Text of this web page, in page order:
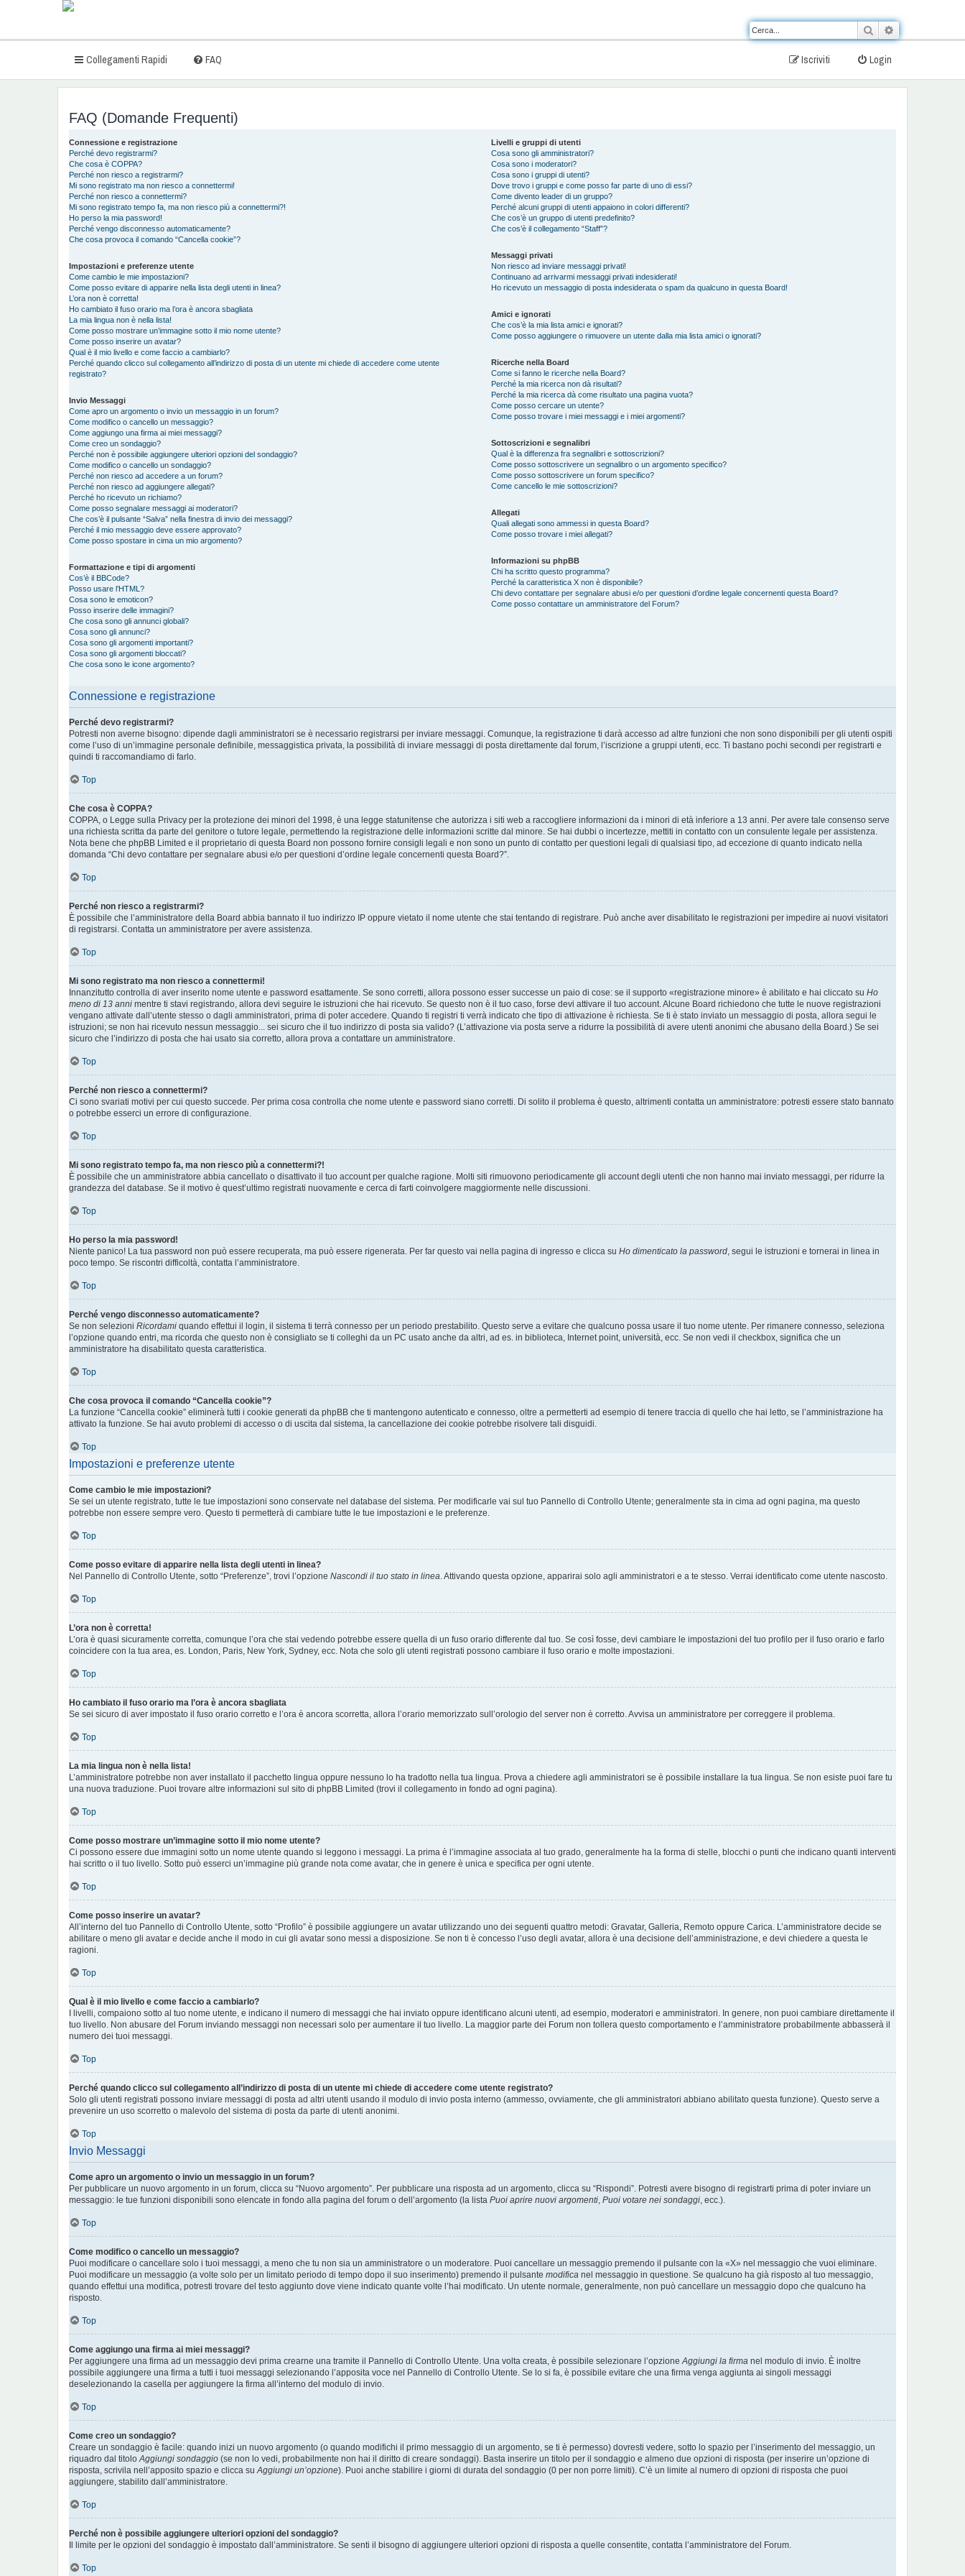
Cerca
Collegamenti Rapidi FAQ Login
Iscriviti
FAQ (Domande Frequenti)
Connessione e registrazione
Perché devo registrarmi?
Che cosa è COPPA?
Perché non riesco a registrarmi?
Mi sono registrato ma non riesco a connettermi!
Perché non riesco a connettermi?
Mi sono registrato tempo fa, ma non riesco più a connettermi?!
Ho perso la mia password!
Perché vengo disconnesso automaticamente?
Che cosa provoca il comando “Cancella cookie”?
Impostazioni e preferenze utente
Come cambio le mie impostazioni?
Come posso evitare di apparire nella lista degli utenti in linea?
L’ora non è corretta!
Ho cambiato il fuso orario ma l’ora è ancora sbagliata
La mia lingua non è nella lista!
Come posso mostrare un’immagine sotto il mio nome utente?
Come posso inserire un avatar?
Qual è il mio livello e come faccio a cambiarlo?
Perché quando clicco sul collegamento all’indirizzo di posta di un utente mi chiede di accedere come utente
registrato?
Invio Messaggi
Come apro un argomento o invio un messaggio in un forum?
Come modifico o cancello un messaggio?
Come aggiungo una firma ai miei messaggi?
Come creo un sondaggio?
Perché non è possibile aggiungere ulteriori opzioni del sondaggio?
Come modifico o cancello un sondaggio?
Perché non riesco ad accedere a un forum?
Perché non riesco ad aggiungere allegati?
Perché ho ricevuto un richiamo?
Come posso segnalare messaggi ai moderatori?
Che cos’è il pulsante “Salva” nella finestra di invio dei messaggi?
Perché il mio messaggio deve essere approvato?
Come posso spostare in cima un mio argomento?
Formattazione e tipi di argomenti
Cos’è il BBCode?
Posso usare l’HTML?
Cosa sono le emoticon?
Posso inserire delle immagini?
Che cosa sono gli annunci globali?
Cosa sono gli annunci?
Cosa sono gli argomenti importanti?
Cosa sono gli argomenti bloccati?
Che cosa sono le icone argomento?
Livelli e gruppi di utenti
Cosa sono gli amministratori?
Cosa sono i moderatori?
Cosa sono i gruppi di utenti?
Dove trovo i gruppi e come posso far parte di uno di essi?
Come divento leader di un gruppo?
Perché alcuni gruppi di utenti appaiono in colori differenti?
Che cos’è un gruppo di utenti predefinito?
Che cos’è il collegamento “Staff”?
Messaggi privati
Non riesco ad inviare messaggi privati!
Continuano ad arrivarmi messaggi privati indesiderati!
Ho ricevuto un messaggio di posta indesiderata o spam da qualcuno in questa Board!
Amici e ignorati
Che cos’è la mia lista amici e ignorati?
Come posso aggiungere o rimuovere un utente dalla mia lista amici o ignorati?
Ricerche nella Board
Come si fanno le ricerche nella Board?
Perché la mia ricerca non dà risultati?
Perché la mia ricerca dà come risultato una pagina vuota?
Come posso cercare un utente?
Come posso trovare i miei messaggi e i miei argomenti?
Sottoscrizioni e segnalibri
Qual è la differenza fra segnalibri e sottoscrizioni?
Come posso sottoscrivere un segnalibro o un argomento specifico?
Come posso sottoscrivere un forum specifico?
Come cancello le mie sottoscrizioni?
Allegati
Quali allegati sono ammessi in questa Board?
Come posso trovare i miei allegati?
Informazioni su phpBB
Chi ha scritto questo programma?
Perché la caratteristica X non è disponibile?
Chi devo contattare per segnalare abusi e/o per questioni d’ordine legale concernenti questa Board?
Come posso contattare un amministratore del Forum?
Connessione e registrazione
Perché devo registrarmi?
Potresti non averne bisogno: dipende dagli amministratori se è necessario registrarsi per inviare messaggi. Comunque, la registrazione ti darà accesso ad altre funzioni che non sono disponibili per gli utenti ospiti
come l’uso di un’immagine personale definibile, messaggistica privata, la possibilità di inviare messaggi di posta direttamente dal forum, l’iscrizione a gruppi utenti, ecc. Ti bastano pochi secondi per registrarti e
quindi ti raccomandiamo di farlo.
Top
Che cosa è COPPA?
COPPA, o Legge sulla Privacy per la protezione dei minori del 1998, è una legge statunitense che autorizza i siti web a raccogliere informazioni da i minori di età inferiore a 13 anni. Per avere tale consenso serve
una richiesta scritta da parte del genitore o tutore legale, permettendo la registrazione delle informazioni scritte dal minore. Se hai dubbi o incertezze, mettiti in contatto con un consulente legale per assistenza.
Nota bene che phpBB Limited e il proprietario di questa Board non possono fornire consigli legali e non sono un punto di contatto per questioni legali di qualsiasi tipo, ad eccezione di quanto indicato nella
domanda “Chi devo contattare per segnalare abusi e/o per questioni d’ordine legale concernenti questa Board?”.
Top
Perché non riesco a registrarmi?
È possibile che l’amministratore della Board abbia bannato il tuo indirizzo IP oppure vietato il nome utente che stai tentando di registrare. Può anche aver disabilitato le registrazioni per impedire ai nuovi visitatori
di registrarsi. Contatta un amministratore per avere assistenza.
Top
Mi sono registrato ma non riesco a connettermi!
Innanzitutto controlla di aver inserito nome utente e password esattamente. Se sono corretti, allora possono esser successe un paio di cose: se il supporto «registrazione minore» è abilitato e hai cliccato su Ho
meno di 13 anni mentre ti stavi registrando, allora devi seguire le istruzioni che hai ricevuto. Se questo non è il tuo caso, forse devi attivare il tuo account. Alcune Board richiedono che tutte le nuove registrazioni
vengano attivate dall’utente stesso o dagli amministratori, prima di poter accedere. Quando ti registri ti verrà indicato che tipo di attivazione è richiesta. Se ti è stato inviato un messaggio di posta, allora segui le
istruzioni; se non hai ricevuto nessun messaggio... sei sicuro che il tuo indirizzo di posta sia valido? (L’attivazione via posta serve a ridurre la possibilità di avere utenti anonimi che abusano della Board.) Se sei
sicuro che l’indirizzo di posta che hai usato sia corretto, allora prova a contattare un amministratore.
Top
Perché non riesco a connettermi?
Ci sono svariati motivi per cui questo succede. Per prima cosa controlla che nome utente e password siano corretti. Di solito il problema è questo, altrimenti contatta un amministratore: potresti essere stato bannato
o potrebbe esserci un errore di configurazione.
Top
Mi sono registrato tempo fa, ma non riesco più a connettermi?!
È possibile che un amministratore abbia cancellato o disattivato il tuo account per qualche ragione. Molti siti rimuovono periodicamente gli account degli utenti che non hanno mai inviato messaggi, per ridurre la
grandezza del database. Se il motivo è quest’ultimo registrati nuovamente e cerca di farti coinvolgere maggiormente nelle discussioni.
Top
Ho perso la mia password!
Niente panico! La tua password non può essere recuperata, ma può essere rigenerata. Per far questo vai nella pagina di ingresso e clicca su Ho dimenticato la password, segui le istruzioni e tornerai in linea in
poco tempo. Se riscontri difficoltà, contatta l’amministratore.
Top
Perché vengo disconnesso automaticamente?
Se non selezioni Ricordami quando effettui il login, il sistema ti terrà connesso per un periodo prestabilito. Questo serve a evitare che qualcuno possa usare il tuo nome utente. Per rimanere connesso, seleziona
l’opzione quando entri, ma ricorda che questo non è consigliato se ti colleghi da un PC usato anche da altri, ad es. in biblioteca, Internet point, università, ecc. Se non vedi il checkbox, significa che un
amministratore ha disabilitato questa caratteristica.
Top
Che cosa provoca il comando “Cancella cookie”?
La funzione “Cancella cookie” eliminerà tutti i cookie generati da phpBB che ti mantengono autenticato e connesso, oltre a permetterti ad esempio di tenere traccia di quello che hai letto, se l’amministrazione ha
attivato la funzione. Se hai avuto problemi di accesso o di uscita dal sistema, la cancellazione dei cookie potrebbe risolvere tali disguidi.
Top
Impostazioni e preferenze utente
Come cambio le mie impostazioni?
Se sei un utente registrato, tutte le tue impostazioni sono conservate nel database del sistema. Per modificarle vai sul tuo Pannello di Controllo Utente; generalmente sta in cima ad ogni pagina, ma questo
potrebbe non essere sempre vero. Questo ti permetterà di cambiare tutte le tue impostazioni e le preferenze.
Top
Come posso evitare di apparire nella lista degli utenti in linea?
Nel Pannello di Controllo Utente, sotto “Preferenze”, trovi l’opzione Nascondi il tuo stato in linea. Attivando questa opzione, apparirai solo agli amministratori e a te stesso. Verrai identificato come utente nascosto.
Top
L’ora non è corretta!
L’ora è quasi sicuramente corretta, comunque l’ora che stai vedendo potrebbe essere quella di un fuso orario differente dal tuo. Se così fosse, devi cambiare le impostazioni del tuo profilo per il fuso orario e farlo
coincidere con la tua area, es. London, Paris, New York, Sydney, ecc. Nota che solo gli utenti registrati possono cambiare il fuso orario e molte impostazioni.
Top
Ho cambiato il fuso orario ma l’ora è ancora sbagliata
Se sei sicuro di aver impostato il fuso orario corretto e l’ora è ancora scorretta, allora l’orario memorizzato sull’orologio del server non è corretto. Avvisa un amministratore per correggere il problema.
Top
La mia lingua non è nella lista!
L’amministratore potrebbe non aver installato il pacchetto lingua oppure nessuno lo ha tradotto nella tua lingua. Prova a chiedere agli amministratori se è possibile installare la tua lingua. Se non esiste puoi fare tu
una nuova traduzione. Puoi trovare altre informazioni sul sito di phpBB Limited (trovi il collegamento in fondo ad ogni pagina).
Top
Come posso mostrare un’immagine sotto il mio nome utente?
Ci possono essere due immagini sotto un nome utente quando si leggono i messaggi. La prima è l’immagine associata al tuo grado, generalmente ha la forma di stelle, blocchi o punti che indicano quanti interventi
hai scritto o il tuo livello. Sotto può esserci un’immagine più grande nota come avatar, che in genere è unica e specifica per ogni utente.
Top
Come posso inserire un avatar?
All’interno del tuo Pannello di Controllo Utente, sotto “Profilo” è possibile aggiungere un avatar utilizzando uno dei seguenti quattro metodi: Gravatar, Galleria, Remoto oppure Carica. L’amministratore decide se
abilitare o meno gli avatar e decide anche il modo in cui gli avatar sono messi a disposizione. Se non ti è concesso l’uso degli avatar, allora è una decisione dell’amministrazione, e devi chiedere a questa le
ragioni.
Top
Qual è il mio livello e come faccio a cambiarlo?
I livelli, compaiono sotto al tuo nome utente, e indicano il numero di messaggi che hai inviato oppure identificano alcuni utenti, ad esempio, moderatori e amministratori. In genere, non puoi cambiare direttamente il
tuo livello. Non abusare del Forum inviando messaggi non necessari solo per aumentare il tuo livello. La maggior parte dei Forum non tollera questo comportamento e l’amministratore probabilmente abbasserà il
numero dei tuoi messaggi.
Top
Perché quando clicco sul collegamento all’indirizzo di posta di un utente mi chiede di accedere come utente registrato?
Solo gli utenti registrati possono inviare messaggi di posta ad altri utenti usando il modulo di invio posta interno (ammesso, ovviamente, che gli amministratori abbiano abilitato questa funzione). Questo serve a
prevenire un uso scorretto o malevolo del sistema di posta da parte di utenti anonimi.
Top
Invio Messaggi
Come apro un argomento o invio un messaggio in un forum?
Per pubblicare un nuovo argomento in un forum, clicca su “Nuovo argomento”. Per pubblicare una risposta ad un argomento, clicca su “Rispondi”. Potresti avere bisogno di registrarti prima di poter inviare un
messaggio: le tue funzioni disponibili sono elencate in fondo alla pagina del forum o dell’argomento (la lista Puoi aprire nuovi argomenti, Puoi votare nei sondaggi, ecc.).
Top
Come modifico o cancello un messaggio?
Puoi modificare o cancellare solo i tuoi messaggi, a meno che tu non sia un amministratore o un moderatore. Puoi cancellare un messaggio premendo il pulsante con la «X» nel messaggio che vuoi eliminare.
Puoi modificare un messaggio (a volte solo per un limitato periodo di tempo dopo il suo inserimento) premendo il pulsante modifica nel messaggio in questione. Se qualcuno ha già risposto al tuo messaggio,
quando effettui una modifica, potresti trovare del testo aggiunto dove viene indicato quante volte l’hai modificato. Un utente normale, generalmente, non può cancellare un messaggio dopo che qualcuno ha
risposto.
Top
Come aggiungo una firma ai miei messaggi?
Per aggiungere una firma ad un messaggio devi prima crearne una tramite il Pannello di Controllo Utente. Una volta creata, è possibile selezionare l’opzioneAggiungi la firma nel modulo di invio. È inoltre
possibile aggiungere una firma a tutti i tuoi messaggi selezionando l’apposita voce nel Pannello di Controllo Utente. Se lo si fa, è possibile evitare che una firma venga aggiunta ai singoli messaggi
deselezionando la casella per aggiungere la firma all’interno del modulo di invio.
Top
Come creo un sondaggio?
Creare un sondaggio è facile: quando inizi un nuovo argomento (o quando modifichi il primo messaggio di un argomento, se ti è permesso) dovresti vedere, sotto lo spazio per l’inserimento del messaggio, un
riquadro dal titoloAggiungi sondaggio (se non lo vedi, probabilmente non hai il diritto di creare sondaggi). Basta inserire un titolo per il sondaggio e almeno due opzioni di risposta (per inserire un’opzione di
risposta, scrivila nell’apposito spazio e clicca suAggiungi un’opzione). Puoi anche stabilire i giorni di durata del sondaggio (0 per non porre limiti). C’è un limite al numero di opzioni di risposta che puoi
aggiungere, stabilito dall’amministratore.
Top
Perché non è possibile aggiungere ulteriori opzioni del sondaggio?
Il limite per le opzioni del sondaggio è impostato dall’amministratore. Se senti il bisogno di aggiungere ulteriori opzioni di risposta a quelle consentite, contatta l’amministratore del Forum.
Top